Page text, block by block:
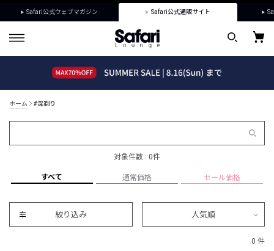
Safari公式ウェブマガジン Safari公式通販サイト
ホーム #深剃り
対象件数 : 0件
すべて 通常価格 セール価格
絞り込み 人気順
0 件